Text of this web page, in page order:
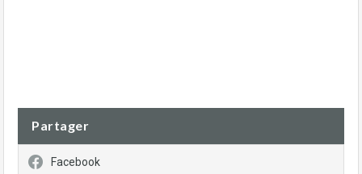
Partager
Facebook